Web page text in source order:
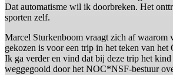
Dat automatisme wil ik doorbreken. Het
sporten zelf.
Marcel Sturkenboom vraagt zich af
gekozen is voor een trip in het teken van het
Ik ga verder en vind dat bij deze trip het kind
weggegooid door het NOC*NSF-bestuur